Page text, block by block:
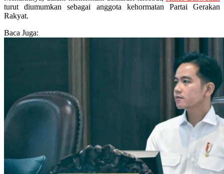
turut diumumkan sebagai anggota kehormatan Partai Gerakan
Rakyat.
Baca Juga: